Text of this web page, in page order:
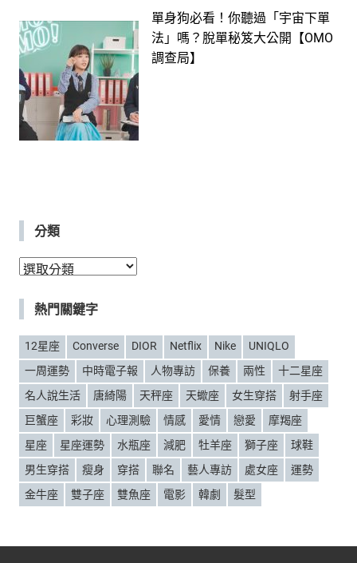
單身狗必看！你聽過「宇宙下單
法」嗎？脫單秘笈大公開【OMO
調查局】
分類
分
熱門關鍵字
12星座 Converse DIOR Netflix Nike
UNIQLO
一周運勢
中時電子報 人物專訪 保養 兩性
十二星座
名人說生活
唐綺陽 天秤座 天蠍座 女生穿搭
射手座
巨蟹座
彩妝 心理測驗 情感 愛情 戀愛
摩羯座
星座
星座運勢 水瓶座 減肥 牡羊座 獅子座
球鞋
男生穿搭
瘦身 穿搭 聯名 藝人專訪 處女座
運勢
金牛座
雙子座 雙魚座 電影 韓劇 髮型